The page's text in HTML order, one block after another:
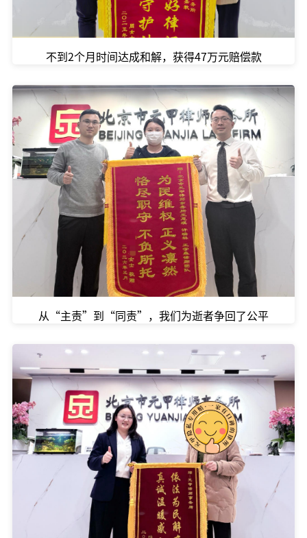
不到2个月时间达成和解，获得47万元赔偿款
从“主责”到“同责”，我们为逝者争回了公平